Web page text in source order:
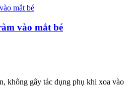
vào mắt bé
không gây tác dụng phụ khi xoa vào